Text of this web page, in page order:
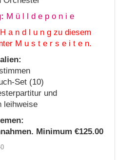
M ü l l d e p o n i e
a n d l u n g zu diesem
M u s t e r s e i t e n.
Set (10)
und
leihweise
Minimum €125.00